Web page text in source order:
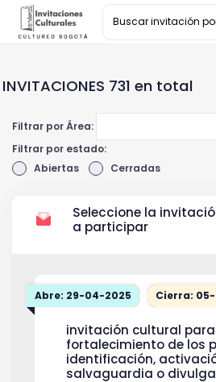
INVITACIONES 731 en total
Filtrar por Área:
Filtrar por estado:
Abiertas
Cerradas
Seleccione la
a participar
Abre: 29-04-2025 Cierra:
invitación cultural para
fortalecimiento de los
identificación,
salvaguardia o